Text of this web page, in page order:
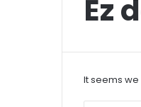
Ez
It seems